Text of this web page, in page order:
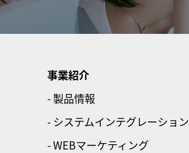
事業紹介
- 製品情報
- システムインテグレーション
- WEBマーケティング